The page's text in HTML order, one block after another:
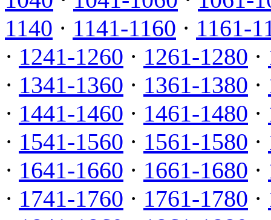
1140 · 1141-1160 · 1161-
· 1241-1260 · 1261-1280 ·
· 1341-1360 · 1361-1380 ·
· 1441-1460 · 1461-1480 ·
· 1541-1560 · 1561-1580 ·
· 1641-1660 · 1661-1680 ·
· 1741-1760 · 1761-1780 ·